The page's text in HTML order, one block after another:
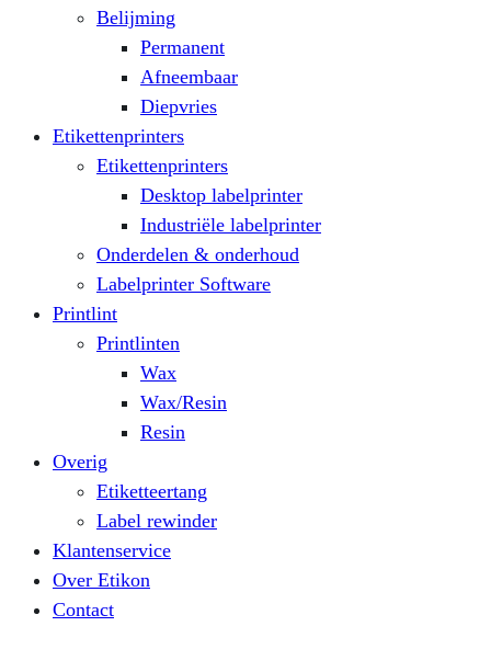
Belijming
Permanent
Afneembaar
Diepvries
Etikettenprinters
Etikettenprinters
Desktop labelprinter
Industriële labelprinter
Onderdelen & onderhoud
Labelprinter Software
Printlint
Printlinten
Wax
Wax/Resin
Resin
Overig
Etiketteertang
Label rewinder
Klantenservice
Over Etikon
Contact